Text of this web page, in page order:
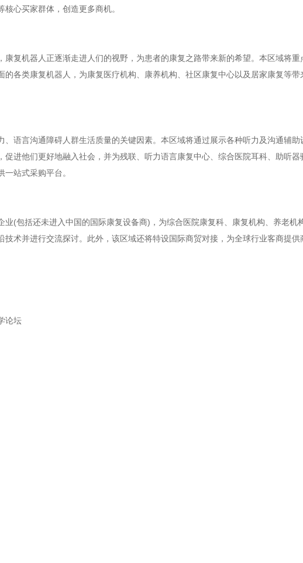
心买家群体，创造更多商机。
复机器人正逐渐走进人们的视野，为患者的康复之路带来新的希望。本区域将重
各类康复机器人，为康复医疗机构、康养机构、社区康复中心以及居家康复等带
语言沟通障碍人群生活质量的关键因素。本区域将通过展示各种听力及沟通辅助
进他们更好地融入社会，并为残联、听力语言康复中心、综合医院耳科、助听器
站式采购平台。
业(包括还未进入中国的国际康复设备商)，为综合医院康复科、康复机构、养老机
术并进行交流探讨。此外，该区域还将特设国际商贸对接，为全球行业客商提供
论坛